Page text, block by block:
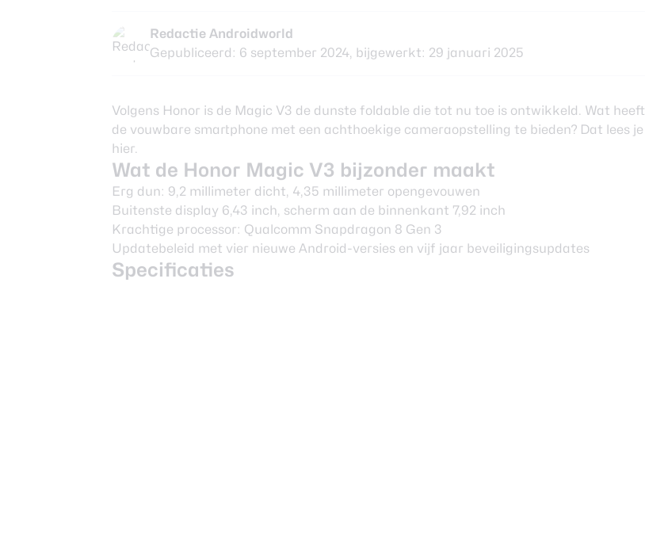
Redactie Androidworld
Gepubliceerd: 6 september 2024, bijgewerkt: 29 januari 2025
Volgens Honor is de Magic V3 de dunste foldable die tot nu toe is ontwikkeld. Wat heeft
de vouwbare smartphone met een achthoekige cameraopstelling te bieden? Dat lees je
hier.
Wat de Honor Magic V3 bijzonder maakt
Erg dun: 9,2 millimeter dicht, 4,35 millimeter opengevouwen
Buitenste display 6,43 inch, scherm aan de binnenkant 7,92 inch
Krachtige processor: Qualcomm Snapdragon 8 Gen 3
Updatebeleid met vier nieuwe Android-versies en vijf jaar beveiligingsupdates
Specificaties